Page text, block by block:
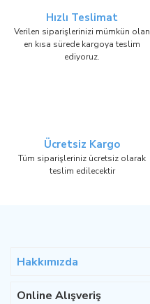
Hızlı Teslimat
Verilen siparişlerinizi mümkün olan
en kısa sürede kargoya teslim
ediyoruz.
Ücretsiz Kargo
Tüm siparişleriniz ücretsiz olarak
teslim edilecektir
Hakkımızda
Online Alışveriş